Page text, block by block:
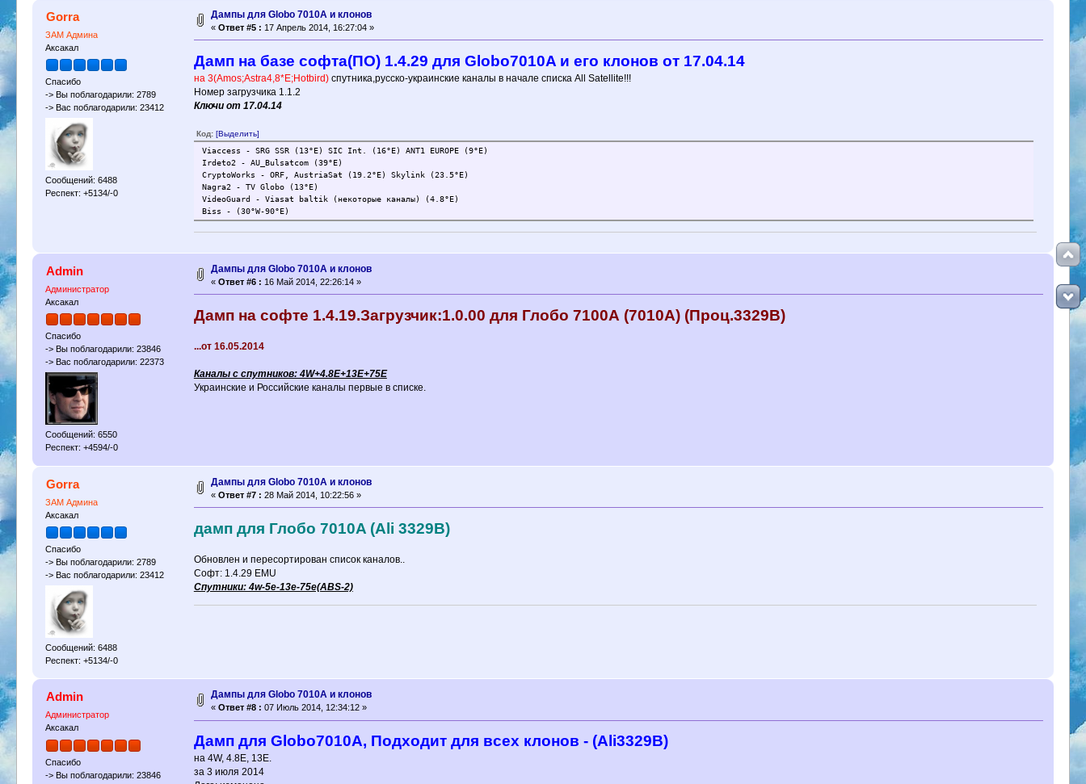
Gorra
ЗАМ Админа
Аксакал
Спасибо
-> Вы поблагодарили: 2789
-> Вас поблагодарили: 23412
Сообщений: 6488
Респект: +5134/-0
Дампы для Globo 7010A и клонов
«Ответ #5 : 17 Апрель 2014, 16:27:04 »
Дамп на базе софта(ПО) 1.4.29 для Globo7010A и его клонов от 17.04.14
на 3(Amos;Astra4,8*E;Hotbird)cпутника,русско-украинские каналы в начале списка All Satellite!!!
Номер загрузчика 1.1.2
Ключи от 17.04.14
Код: [Выделить]
Viaccess - SRG SSR (13°E) SIC Int. (16°E) ANT1 EUROPE (9°E)
Irdeto2 - AU_Bulsatcom (39°E)
CryptoWorks - ORF, AustriaSat (19.2°E) Skylink (23.5°E)
Nagra2 - TV Globo (13°E)
VideoGuard - Viasat baltik (некоторые каналы) (4.8°E)
Biss - (30°W-90°E)
Admin
Администратор
Аксакал
Спасибо
-> Вы поблагодарили: 23846
-> Вас поблагодарили: 22373
Сообщений: 6550
Респект: +4594/-0
Дампы для Globo 7010A и клонов
«Ответ #6 : 16 Май 2014, 22:26:14 »
Дамп на софте 1.4.19.Загрузчик:1.0.00 для Глобо 7100А (7010А) (Проц.3329B)
...от 16.05.2014
Каналы с спутников: 4W+4.8E+13E+75E
Украинские и Российские каналы первые в списке.
Gorra
ЗАМ Админа
Аксакал
Спасибо
-> Вы поблагодарили: 2789
-> Вас поблагодарили: 23412
Сообщений: 6488
Респект: +5134/-0
Дампы для Globo 7010A и клонов
«Ответ #7 : 28 Май 2014, 10:22:56 »
дамп для Глобо 7010A (Ali 3329B)
Обновлен и пересортирован список каналов..
Софт: 1.4.29 EMU
Спутники: 4w-5е-13е-75е(ABS-2)
Admin
Администратор
Аксакал
Спасибо
-> Вы поблагодарили: 23846
Дампы для Globo 7010A и клонов
«Ответ #8 : 07 Июль 2014, 12:34:12 »
Дамп для Globo7010А, Подходит для всех клонов - (Ali3329В)
на 4W, 4.8E, 13Е.
за 3 июля 2014